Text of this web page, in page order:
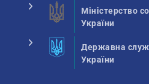
Міністерство
України
Державна
України